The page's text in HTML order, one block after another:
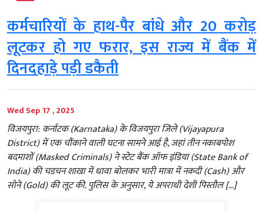
कर्मचारियों के हाथ-पैर बांधे और 20 करोड़
लूटकर हो गए फरार, इस राज्य में बैंक में
दिनदहाड़े पड़ी डकैती
Wed Sep 17 , 2025
विजयपुरा: कर्नाटक (Karnataka) के विजयपुरा जिले (Vijayapura
District) में एक चौंकाने वाली घटना सामने आई है, जहां तीन नकाबपोश
बदमाशों (Masked Criminals) ने स्टेट बैंक ऑफ इंडिया (State Bank of
India) की चडचन शाखा में धावा बोलकर भारी मात्रा में नकदी (Cash) और
सोने (Gold) की लूट की. पुलिस के अनुसार, ये अपराधी देशी पिस्तौल […]